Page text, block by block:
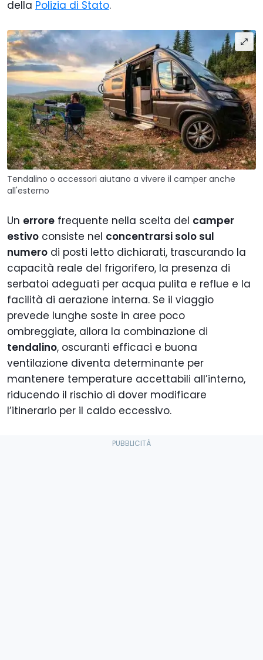
della Polizia di Stato.
Tendalino o accessori aiutano a vivere il camper anche
all'esterno
Un errore frequente nella scelta del camper
estivo consiste nel concentrarsi solo sul
numero di posti letto dichiarati, trascurando la
capacità reale del frigorifero, la presenza di
serbatoi adeguati per acqua pulita e reflue e la
facilità di aerazione interna. Se il viaggio
prevede lunghe soste in aree poco
ombreggiate, allora la combinazione di
tendalino, oscuranti efficaci e buona
ventilazione diventa determinante per
mantenere temperature accettabili all’interno,
riducendo il rischio di dover modificare
l’itinerario per il caldo eccessivo.